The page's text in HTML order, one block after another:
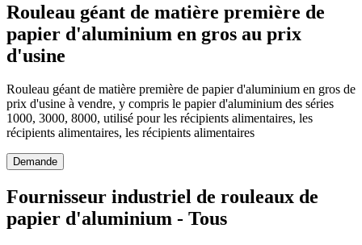
Rouleau géant de matière première de
papier d'aluminium en gros au prix
d'usine
Rouleau géant de matière première de papier d'aluminium en gros de
prix d'usine à vendre, y compris le papier d'aluminium des séries
1000, 3000, 8000, utilisé pour les récipients alimentaires, les
récipients alimentaires, les récipients alimentaires
Demande
Fournisseur industriel de rouleaux de
papier d'aluminium - Tous